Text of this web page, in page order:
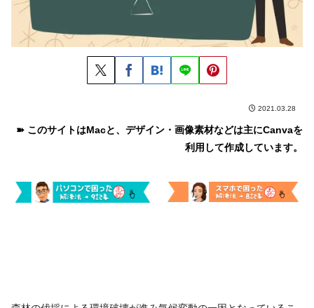
2021.03.28
➽ このサイトはMacと、デザイン・画像素材などは主にCanvaを
利用して作成しています。